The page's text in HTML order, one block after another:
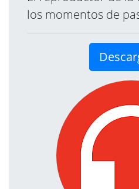
los momentos de